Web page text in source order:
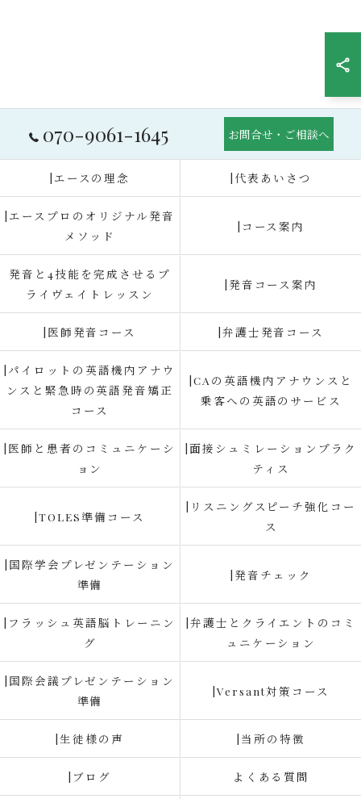
070-9061-1645 お問合せ・ご相談へ
|エースの理念 |代表あいさつ
|エースプロのオリジナル発音
メソッド
|コース案内
発音と4技能を完成させるプ
ライヴェイトレッスン
|発音コース案内
|医師発音コース |弁護士発音コース
|パイロットの英語機内アナウ
ンスと緊急時の英語発音矯正
コース
|CAの英語機内アナウンスと
乗客への英語のサービス
|医師と患者のコミュニケーシ
ョン
|面接シュミレーションプラク
ティス
|TOLES準備コース
|リスニングスピーチ強化コー
ス
|国際学会プレゼンテーション
準備
|発音チェック
|フラッシュ英語脳トレーニン
グ
|弁護士とクライエントのコミ
ュニケーション
|国際会議プレゼンテーション
準備
|Versant対策コース
|生徒様の声 |当所の特徴
|ブログ よくある質問